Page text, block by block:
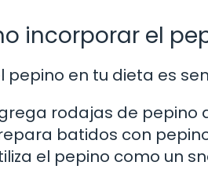
incorporar el
pepino en tu dieta es
rodajas de pepino
batidos con
el pepino como un